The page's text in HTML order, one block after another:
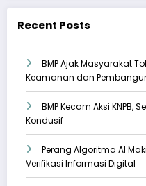
Recent Posts
BMP Ajak Masyarakat
Keamanan dan
BMP Kecam Aksi KNPB,
Kondusif
Perang Algoritma AI
Verifikasi Informasi Digital